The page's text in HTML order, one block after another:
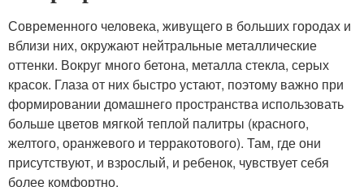
Современного человека, живущего в больших городах и
вблизи них, окружают нейтральные металлические
оттенки. Вокруг много бетона, металла стекла, серых
красок. Глаза от них быстро устают, поэтому важно при
формировании домашнего пространства использовать
больше цветов мягкой теплой палитры (красного,
желтого, оранжевого и терракотового). Там, где они
присутствуют, и взрослый, и ребенок, чувствует себя
более комфортно.